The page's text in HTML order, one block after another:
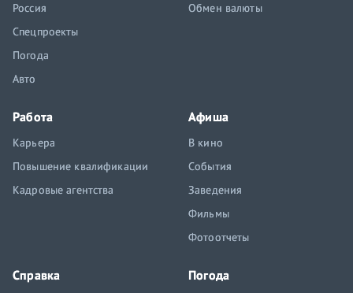
Россия
Спецпроекты
Погода
Авто
Обмен валюты
Работа
Карьера
Повышение квалификации
Кадровые агентства
Афиша
В кино
События
Заведения
Фильмы
Фотоотчеты
Справка Погода